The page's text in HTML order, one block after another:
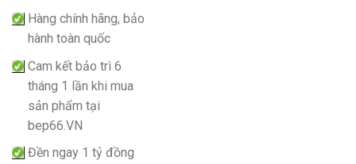
Hàng chính hãng, bảo
hành toàn quốc
Cam kết bảo trì 6
tháng 1 lần khi mua
sản phẩm tại
bep66.VN
Đền ngay 1 tỷ đồng